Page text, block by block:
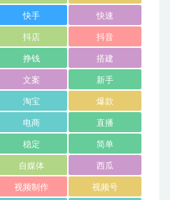
快手 快速
抖店 抖音
挣钱 搭建
文案 新手
淘宝 爆款
电商 直播
稳定 简单
自媒体 西瓜
视频制作 视频号